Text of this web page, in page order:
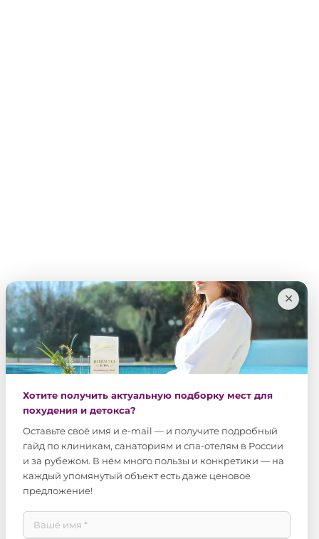
✕
Хотите получить актуальную подборку мест для
похудения и детокса?
Оставьте своё имя и e-mail — и получите подробный
гайд по клиникам, санаториям и спа-отелям в России
и за рубежом. В нём много пользы и конкретики — на
каждый упомянутый объект есть даже ценовое
предложение!